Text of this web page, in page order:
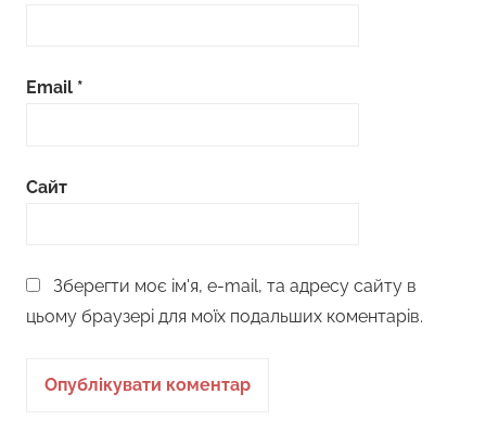
Email *
Сайт
Зберегти моє ім'я, e-mail, та адресу сайту в
цьому браузері для моїх подальших коментарів.